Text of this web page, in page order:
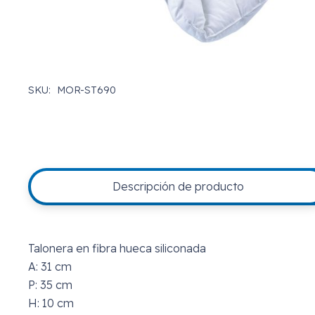
SKU: MOR-ST690
Descripción de producto
Talonera en fibra hueca siliconada
A: 31 cm
P: 35 cm
H: 10 cm